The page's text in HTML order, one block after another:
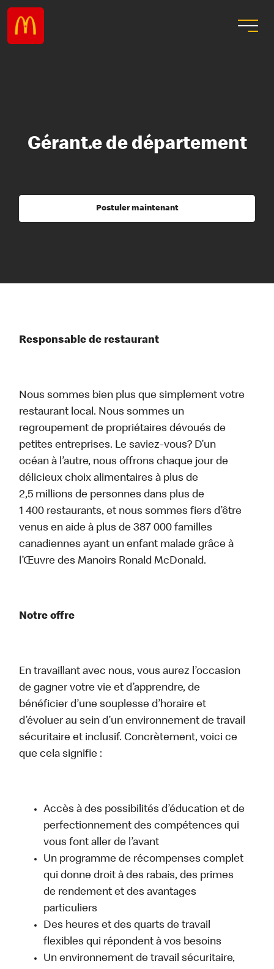
Gérant.e de département
Postuler maintenant
Responsable de restaurant
Nous sommes bien plus que simplement votre
restaurant local. Nous sommes un
regroupement de propriétaires dévoués de
petites entreprises. Le saviez-vous? D’un
océan à l’autre, nous offrons chaque jour de
délicieux choix alimentaires à plus de
2,5 millions de personnes dans plus de
1 400 restaurants, et nous sommes fiers d’être
venus en aide à plus de 387 000 familles
canadiennes ayant un enfant malade grâce à
l’Œuvre des Manoirs Ronald McDonald.
Notre offre
En travaillant avec nous, vous aurez l’occasion
de gagner votre vie et d’apprendre, de
bénéficier d’une souplesse d’horaire et
d’évoluer au sein d’un environnement de travail
sécuritaire et inclusif. Concrètement, voici ce
que cela signifie :
Accès à des possibilités d’éducation et de
perfectionnement des compétences qui
vous font aller de l’avant
Un programme de récompenses complet
qui donne droit à des rabais, des primes
de rendement et des avantages
particuliers
Des heures et des quarts de travail
flexibles qui répondent à vos besoins
Un environnement de travail sécuritaire,